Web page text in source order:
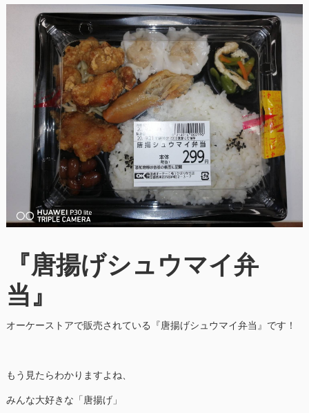
『唐揚げシュウマイ弁
当』
オーケーストアで販売されている『唐揚げシュウマイ弁当』です！
もう見たらわかりますよね、
みんな大好きな「唐揚げ」